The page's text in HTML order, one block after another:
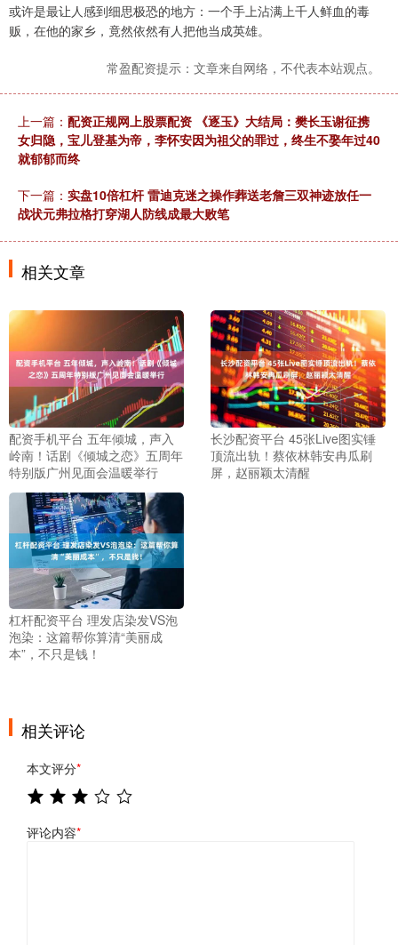
或许是最让人感到细思极恐的地方：一个手上沾满上千人鲜血的毒
贩，在他的家乡，竟然依然有人把他当成英雄。
常盈配资提示：文章来自网络，不代表本站观点。
上一篇： 配资正规网上股票配资 《逐玉》大结局：樊长玉谢征携
女归隐，宝儿登基为帝，李怀安因为祖父的罪过，终生不娶年过40
就郁郁而终
下一篇： 实盘10倍杠杆 雷迪克迷之操作葬送老詹三双神迹放任一
战状元弗拉格打穿湖人防线成最大败笔
相关文章
配资手机平台 五年倾城，声入
岭南！话剧《倾城之恋》五周年
特别版广州见面会温暖举行
长沙配资平台 45张Live图实锤
顶流出轨！蔡依林韩安冉瓜刷
屏，赵丽颖太清醒
杠杆配资平台 理发店染发VS泡
泡染：这篇帮你算清“美丽成
本”，不只是钱！
相关评论
本文评分*
评论内容*